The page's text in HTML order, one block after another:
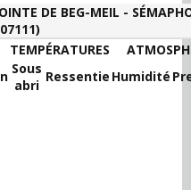
DE BEG-MEIL -
TEMPÉRATURES
Sous
abri
Ressentie Humidité